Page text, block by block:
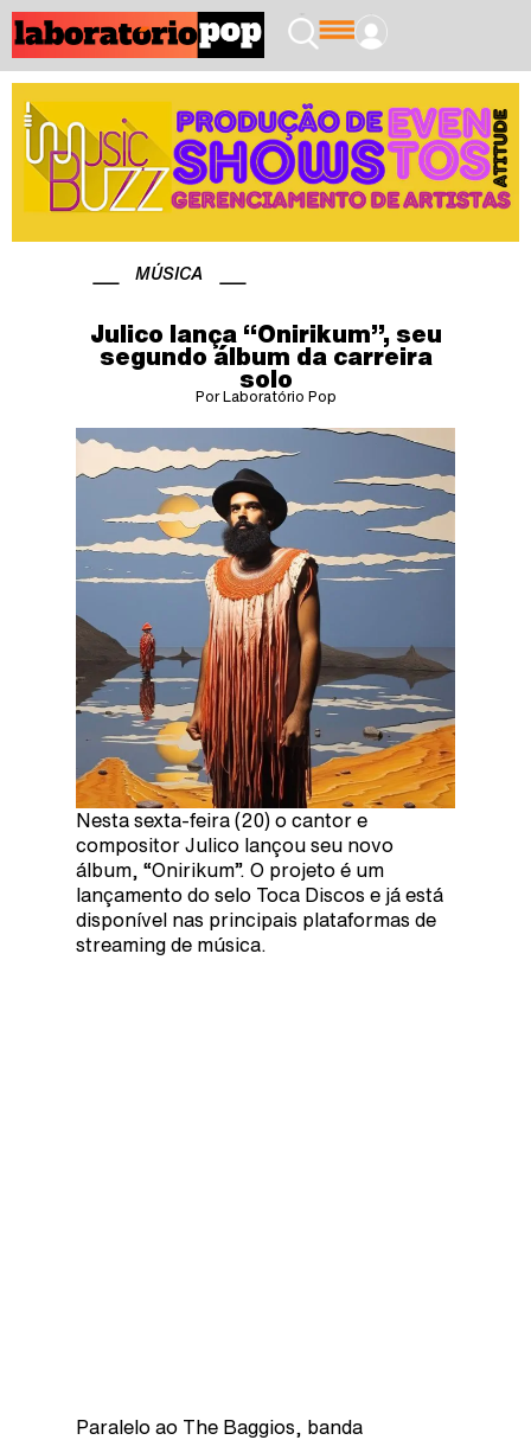
MÚSICA
Julico lança “Onirikum”, seu
segundo álbum da carreira
solo
Por Laboratório Pop
Nesta sexta-feira (20) o cantor e
compositor Julico lançou seu novo
álbum, “Onirikum”. O projeto é um
lançamento do selo Toca Discos e já está
disponível nas principais plataformas de
streaming de música.
Paralelo ao The Baggios, banda